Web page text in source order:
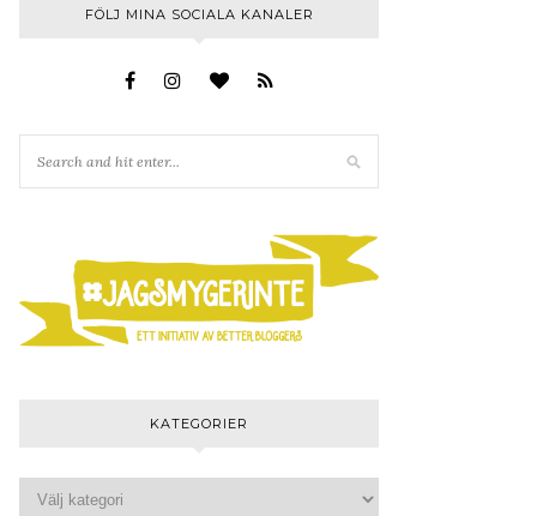
FÖLJ MINA SOCIALA KANALER
KATEGORIER